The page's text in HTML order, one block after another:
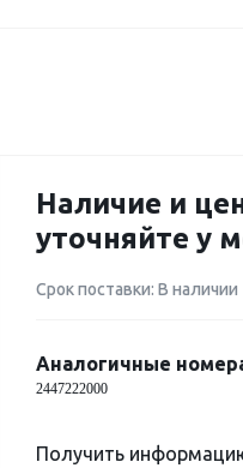
Наличие и
уточняйте у
Срок поставки: В наличии
Аналогичные
2447222000
Получить